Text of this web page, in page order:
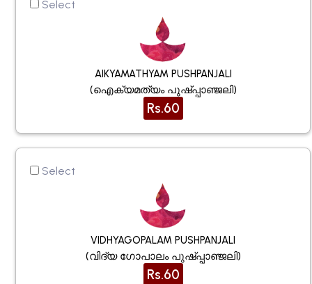
Select
AIKYAMATHYAM PUSHPANJALI
(ഐക്യമത്യം പുഷ്പ്പാഞ്ജലി)
Rs.60
Select
VIDHYAGOPALAM PUSHPANJALI
(വിദ്യ ഗോപാലം പുഷ്പ്പാഞ്ജലി)
Rs.60